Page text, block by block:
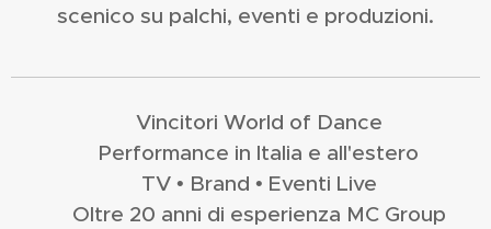
scenico su palchi, eventi e produzioni.
🏆 Vincitori World of Dance
🌍 Performance in Italia e all'estero
🎬 TV • Brand • Eventi Live
🔥 Oltre 20 anni di esperienza MC Group